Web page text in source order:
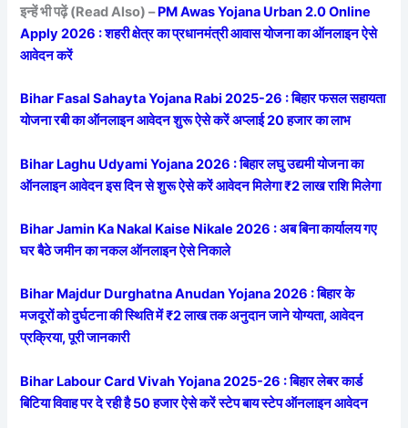
इन्हें भी पढ़ें (Read Also) –PM Awas Yojana Urban 2.0 Online
Apply 2026 : शहरी क्षेत्र का प्रधानमंत्री आवास योजना का ऑनलाइन ऐसे
आवेदन करें
Bihar Fasal Sahayta Yojana Rabi 2025-26 : बिहार फसल सहायता
योजना रबी का ऑनलाइन आवेदन शुरू ऐसे करें अप्लाई 20 हजार का लाभ
Bihar Laghu Udyami Yojana 2026 : बिहार लघु उद्यमी योजना का
ऑनलाइन आवेदन इस दिन से शुरू ऐसे करें आवेदन मिलेगा ₹2 लाख राशि मिलेगा
Bihar Jamin Ka Nakal Kaise Nikale 2026 : अब बिना कार्यालय गए
घर बैठे जमीन का नकल ऑनलाइन ऐसे निकाले
Bihar Majdur Durghatna Anudan Yojana 2026 : बिहार के
मजदूरों को दुर्घटना की स्थिति में ₹2 लाख तक अनुदान जाने योग्यता, आवेदन
प्रक्रिया, पूरी जानकारी
Bihar Labour Card Vivah Yojana 2025-26 : बिहार लेबर कार्ड
बिटिया विवाह पर दे रही है 50 हजार ऐसे करें स्टेप बाय स्टेप ऑनलाइन आवेदन